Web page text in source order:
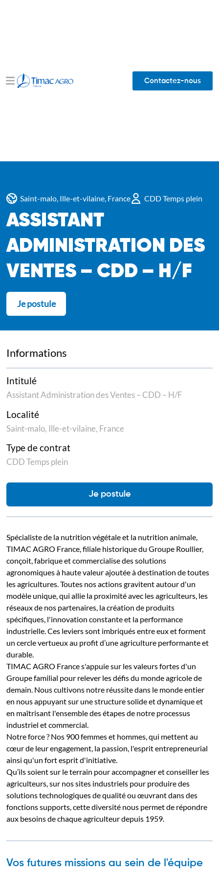
Contactez-nous
Saint-malo, Ille-et-vilaine, France CDD Temps plein
ASSISTANT
ADMINISTRATION DES
VENTES – CDD – H/F
Je postule
Informations
Intitulé
Assistant Administration des Ventes – CDD – H/F
Localité
Saint-malo, Ille-et-vilaine, France
Type de contrat
CDD Temps plein
Je postule
Spécialiste de la nutrition végétale et la nutrition animale,
TIMAC AGRO France, filiale historique du Groupe Roullier,
conçoit, fabrique et commercialise des solutions
agronomiques à haute valeur ajoutée à destination de toutes
les agricultures. Toutes nos actions gravitent autour d'un
modèle unique, qui allie la proximité avec les agriculteurs, les
réseaux de nos partenaires, la création de produits
spécifiques, l'innovation constante et la performance
industrielle. Ces leviers sont imbriqués entre eux et forment
un cercle vertueux au profit d’une agriculture performante et
durable.
TIMAC AGRO France s'appuie sur les valeurs fortes d'un
Groupe familial pour relever les défis du monde agricole de
demain. Nous cultivons notre réussite dans le monde entier
en nous appuyant sur une structure solide et dynamique et
en maîtrisant l'ensemble des étapes de notre processus
industriel et commercial.
Notre force ? Nos 900 femmes et hommes, qui mettent au
cœur de leur engagement, la passion, l'esprit entrepreneurial
ainsi qu'un fort esprit d'initiative.
Qu’ils soient sur le terrain pour accompagner et conseiller les
agriculteurs, sur nos sites industriels pour produire des
solutions technologiques de qualité ou œuvrant dans des
fonctions supports, cette diversité nous permet de répondre
aux besoins de chaque agriculteur depuis 1959.
Vos futures missions au sein de l'équipe